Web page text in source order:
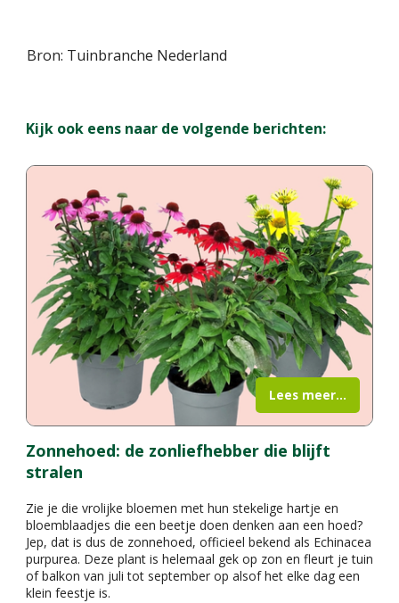
Bron: Tuinbranche Nederland
Kijk ook eens naar de volgende berichten:
Zonnehoed: de zonliefhebber die blijft
stralen
Zie je die vrolijke bloemen met hun stekelige hartje en
bloemblaadjes die een beetje doen denken aan een hoed?
Jep, dat is dus de zonnehoed, officieel bekend als Echinacea
purpurea. Deze plant is helemaal gek op zon en fleurt je tuin
of balkon van juli tot september op alsof het elke dag een
klein feestje is.
Lees meer...